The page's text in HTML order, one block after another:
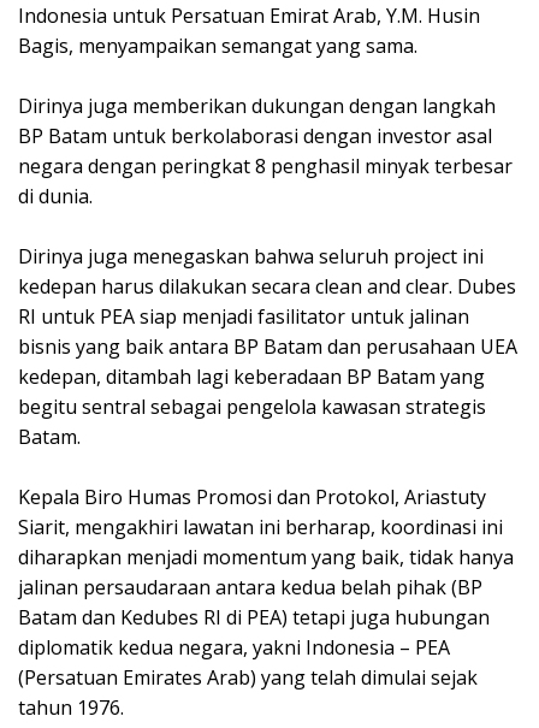
Indonesia untuk Persatuan Emirat Arab, Y.M. Husin
Bagis, menyampaikan semangat yang sama.
Dirinya juga memberikan dukungan dengan langkah
BP Batam untuk berkolaborasi dengan investor asal
negara dengan peringkat 8 penghasil minyak terbesar
di dunia.
Dirinya juga menegaskan bahwa seluruh project ini
kedepan harus dilakukan secara clean and clear. Dubes
RI untuk PEA siap menjadi fasilitator untuk jalinan
bisnis yang baik antara BP Batam dan perusahaan UEA
kedepan, ditambah lagi keberadaan BP Batam yang
begitu sentral sebagai pengelola kawasan strategis
Batam.
Kepala Biro Humas Promosi dan Protokol, Ariastuty
Siarit, mengakhiri lawatan ini berharap, koordinasi ini
diharapkan menjadi momentum yang baik, tidak hanya
jalinan persaudaraan antara kedua belah pihak (BP
Batam dan Kedubes RI di PEA) tetapi juga hubungan
diplomatik kedua negara, yakni Indonesia – PEA
(Persatuan Emirates Arab) yang telah dimulai sejak
tahun 1976.